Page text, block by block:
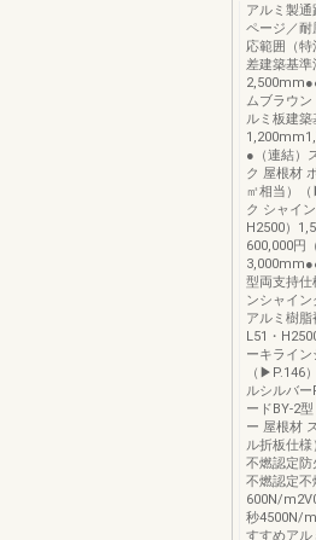
アルミ製
ページ／
応範囲（
差建築基
ムブラウ
ルミ板建築
●（連結）
ク 屋根材
㎡相当）
ク シャイ
H2500）
600,000円
型両支持
ンシャイ
アルミ樹脂
L51・
ーキライ
（▶P.146
ルシルバ
ードBY-2
ー 屋根材
ル折板仕
不燃認定防
不燃認定
600N/
秒4500N/
すすめアル